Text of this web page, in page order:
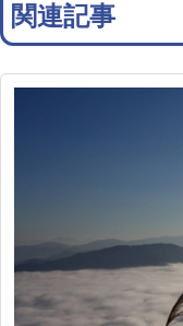
関連記事